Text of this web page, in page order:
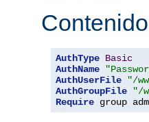
AuthType Basic
AuthName
AuthUserFile
"/
AuthGroupFile
"/
Require group